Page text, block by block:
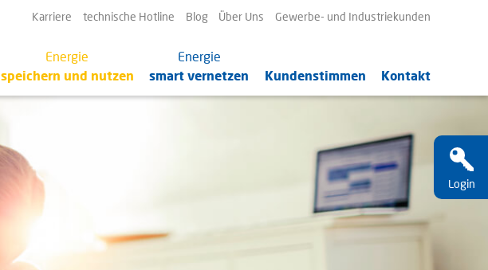
Navigation
Karriere technische Hotline Blog Über Uns Gewerbe- und Industriekunden
Energie
speichern und nutzen
Energie
smart vernetzen
Kundenstimmen Kontakt